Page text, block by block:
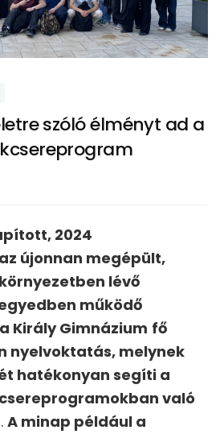
szóló élményt ad a
2024
újonnan megépült,
lévő
működő
Király Gimnázium fő
nyelvoktatás, melynek
hatékonyan segíti a
való
. A minap például a